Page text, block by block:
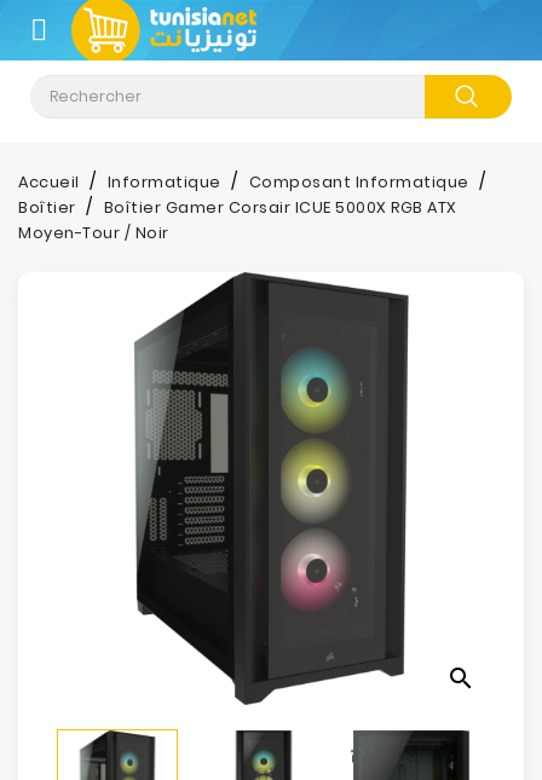
CATÉGORIE
Accueil Informatique
Composant Informatique
Boîtier
Boîtier Gamer Corsair ICUE 5000X RGB ATX
Moyen-Tour / Noir
search